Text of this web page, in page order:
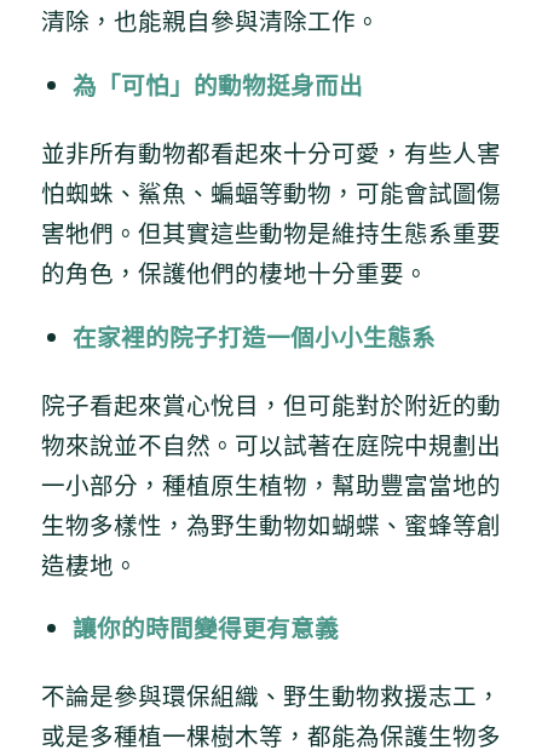
清除，也能親自參與清除工作。
為「可怕」的動物挺身而出
並非所有動物都看起來十分可愛，有些人害
怕蜘蛛、鯊魚、蝙蝠等動物，可能會試圖傷
害牠們。但其實這些動物是維持生態系重要
的角色，保護他們的棲地十分重要。
在家裡的院子打造一個小小生態系
院子看起來賞心悅目，但可能對於附近的動
物來說並不自然。可以試著在庭院中規劃出
一小部分，種植原生植物，幫助豐富當地的
生物多樣性，為野生動物如蝴蝶、蜜蜂等創
造棲地。
讓你的時間變得更有意義
不論是參與環保組織、野生動物救援志工，
或是多種植一棵樹木等，都能為保護生物多